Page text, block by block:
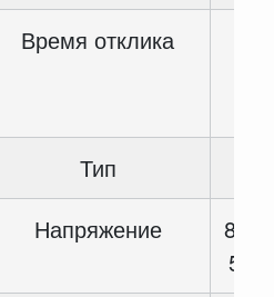
Время отклика
Тип
Напряжение